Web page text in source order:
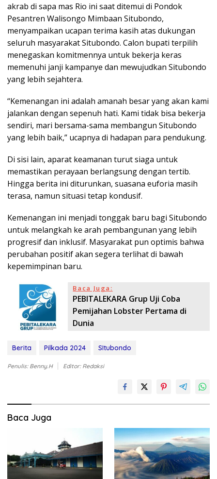
akrab di sapa mas Rio ini saat ditemui di Pondok
Pesantren Walisongo Mimbaan Situbondo,
menyampaikan ucapan terima kasih atas dukungan
seluruh masyarakat Situbondo. Calon bupati terpilih
menegaskan komitmennya untuk bekerja keras
memenuhi janji kampanye dan mewujudkan Situbondo
yang lebih sejahtera.
“Kemenangan ini adalah amanah besar yang akan kami
jalankan dengan sepenuh hati. Kami tidak bisa bekerja
sendiri, mari bersama-sama membangun Situbondo
yang lebih baik,” ucapnya di hadapan para pendukung.
Di sisi lain, aparat keamanan turut siaga untuk
memastikan perayaan berlangsung dengan tertib.
Hingga berita ini diturunkan, suasana euforia masih
terasa, namun situasi tetap kondusif.
Kemenangan ini menjadi tonggak baru bagi Situbondo
untuk melangkah ke arah pembangunan yang lebih
progresif dan inklusif. Masyarakat pun optimis bahwa
perubahan positif akan segera terlihat di bawah
kepemimpinan baru.
Baca Juga:
PEBITALEKARA Grup Uji Coba
Pemijahan Lobster Pertama di
Dunia
Berita Pilkada 2024 SItubondo
Penulis: Benny.H Editor: Redaksi
Baca Juga